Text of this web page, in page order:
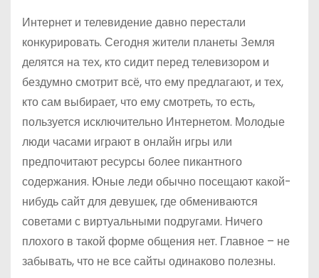
Интернет и телевидение давно перестали
конкурировать. Сегодня жители планеты Земля
делятся на тех, кто сидит перед телевизором и
бездумно смотрит всё, что ему предлагают, и тех,
кто сам выбирает, что ему смотреть, то есть,
пользуется исключительно Интернетом. Молодые
люди часами играют в онлайн игры или
предпочитают ресурсы более пикантного
содержания. Юные леди обычно посещают какой-
нибудь сайт для девушек, где обмениваются
советами с виртуальными подругами. Ничего
плохого в такой форме общения нет. Главное – не
забывать, что не все сайты одинаково полезны.